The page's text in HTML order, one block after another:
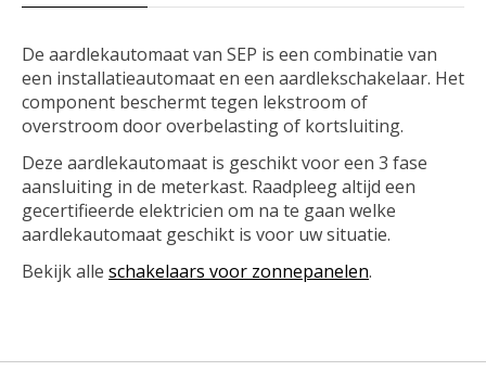
De aardlekautomaat van SEP is een combinatie van
een installatieautomaat en een aardlekschakelaar. Het
component beschermt tegen lekstroom of
overstroom door overbelasting of kortsluiting.
Deze aardlekautomaat is geschikt voor een 3 fase
aansluiting in de meterkast. Raadpleeg altijd een
gecertifieerde elektricien om na te gaan welke
aardlekautomaat geschikt is voor uw situatie.
Bekijk alle schakelaars voor zonnepanelen.